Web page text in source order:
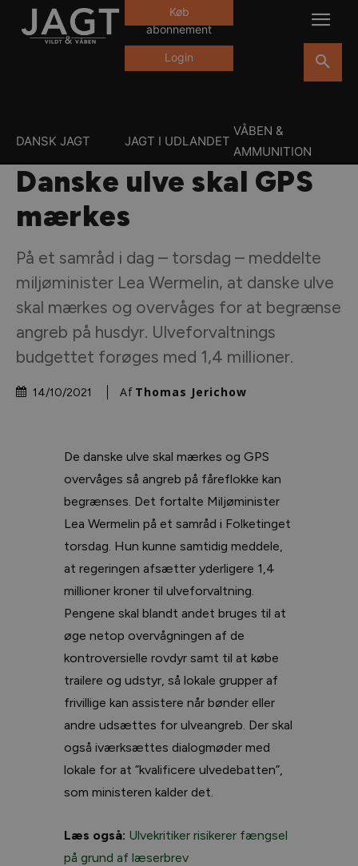
Køb
abonnement
Login
DANSK JAGT JAGT I UDLANDET
VÅBEN &
AMMUNITION
Danske ulve skal GPS
mærkes
På et samråd i dag – torsdag – meddelte
miljøminister Lea Wermelin, at danske ulve
skal mærkes og overvåges for at begrænse
angreb på husdyr. Ulveforvaltnings
budgettet forøges med 1,4 millioner.
14/10/2021 Af Thomas Jerichow
De danske ulve skal mærkes og GPS
overvåges så angreb på fåreflokke kan
begrænses. Det fortalte Miljøminister
Lea Wermelin på et samråd i Folketinget
torsdag. Hun kunne samtidig meddele,
at regeringen afsætter yderligere 1,4
millioner kroner til ulveforvaltning.
Pengene skal blandt andet bruges til at
øge netop overvågningen af de
kontroversielle rovdyr samt til at købe
trailere og udstyr, så lokale grupper af
frivillige kan assistere når bønder eller
andre udsættes for ulveangreb. Der skal
også iværksættes dialogmøder med
lokale for at ”kvalificere ulvedebatten”,
som ministeren kalder det.
Læs også: Ulvekritiker risikerer fængsel
på grund af læserbrev